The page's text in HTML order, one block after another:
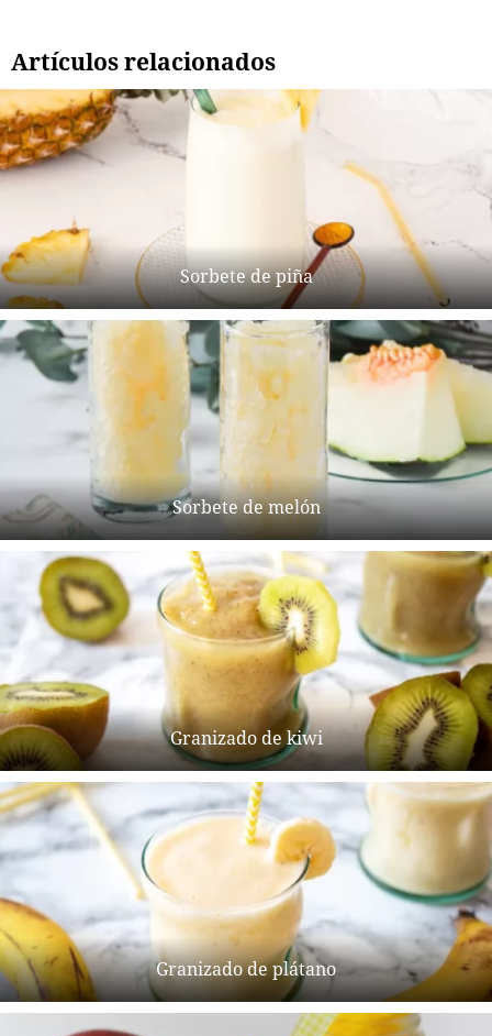
Artículos relacionados
Sorbete de piña
Sorbete de melón
Granizado de kiwi
Granizado de plátano